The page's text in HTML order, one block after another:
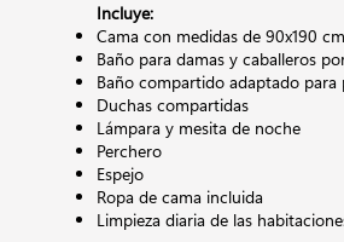
Incluye:
Cama con medidas de 90x190
Baño para damas y caballeros
Baño compartido adaptado
Duchas compartidas
Lámpara y mesita de noche
Perchero
Espejo
Ropa de cama incluida
Limpieza diaria de las